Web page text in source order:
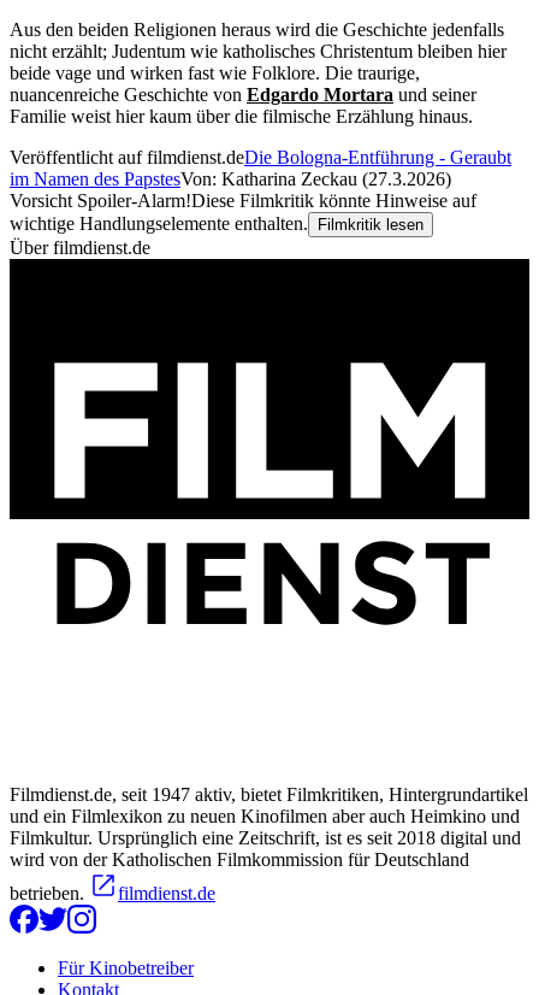
Aus den beiden Religionen heraus wird die Geschichte jedenfalls
nicht erzählt; Judentum wie katholisches Christentum bleiben hier
beide vage und wirken fast wie Folklore. Die traurige,
nuancenreiche Geschichte von Edgardo Mortara und seiner
Familie weist hier kaum über die filmische Erzählung hinaus.
Veröffentlicht auf filmdienst.deDie Bologna-Entführung - Geraubt
im Namen des PapstesVon: Katharina Zeckau (27.3.2026)
Vorsicht Spoiler-Alarm!Diese Filmkritik könnte Hinweise auf
wichtige Handlungselemente enthalten.
Filmkritik lesen
Über filmdienst.de
Filmdienst.de, seit 1947 aktiv, bietet Filmkritiken, Hintergrundartikel
und ein Filmlexikon zu neuen Kinofilmen aber auch Heimkino und
Filmkultur. Ursprünglich eine Zeitschrift, ist es seit 2018 digital und
wird von der Katholischen Filmkommission für Deutschland
betrieben.
filmdienst.de
Für Kinobetreiber
Kontakt